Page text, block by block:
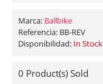
Marca: Ballbike
Referencia: BB-REV
Disponibilidad: In Stock
0 Product(s) Sold